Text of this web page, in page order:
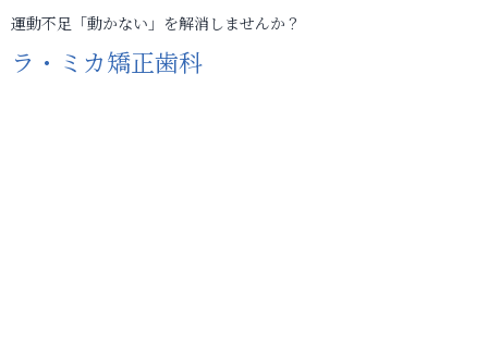
運動不足「動かない」を解消しませんか？
ラ・ミカ矯正歯科